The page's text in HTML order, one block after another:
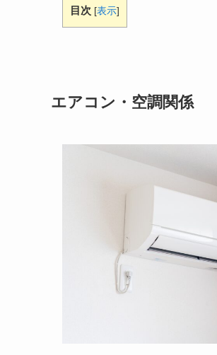
目次 [表示]
エアコン・空調関係